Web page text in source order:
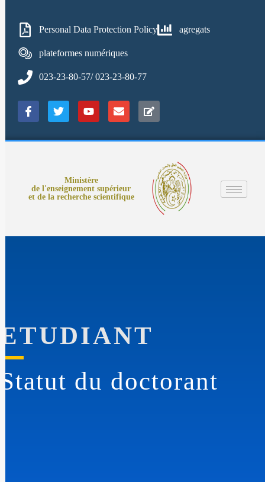
Personal Data Protection Policy agregats
plateformes numériques
023-23-80-57/ 023-23-80-77
Ministère
de l'enseignement supérieur
et de la recherche scientifique
ETUDIANT
Statut du doctorant